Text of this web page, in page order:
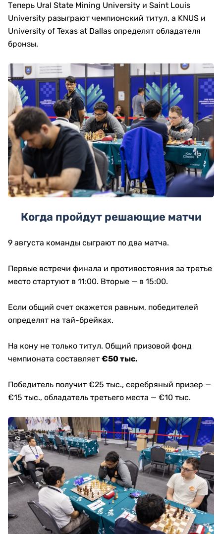
Теперь Ural State Mining University и Saint Louis
University разыграют чемпионский титул, а KNUS и
University of Texas at Dallas определят обладателя
бронзы.
Когда пройдут решающие матчи
9 августа команды сыграют по два матча.
Первые встречи финала и противостояния за третье
место стартуют в 11:00. Вторые — в 15:00.
Если общий счет окажется равным, победителей
определят на тай-брейках.
На кону не только титул. Общий призовой фонд
чемпионата составляет €50 тыс.
Победитель получит €25 тыс., серебряный призер —
€15 тыс., обладатель третьего места — €10 тыс.